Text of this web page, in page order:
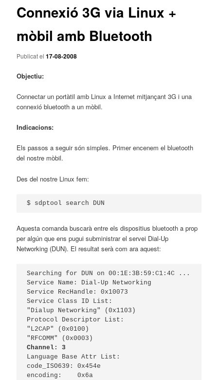
Connexió 3G via Linux +
mòbil amb Bluetooth
Publicat el17-08-2008
Objectiu:
Connectar un portàtil amb Linux a Internet mitjançant 3G i una
connexió bluetooth a un mòbil.
Indicacions:
Els passos a seguir són simples. Primer encenem el bluetooth
del nostre mòbil.
Des del nostre Linux fem:
$ sdptool search DUN
Aquesta comanda buscarà entre els dispositius bluetooth a prop
per algún que ens pugui subministrar el servei Dial-Up
Networking (DUN). El resultat serà com ara aquest:
Searching for DUN on 00:1E:3B:59:C1:4C ...
Service Name: Dial-Up Networking
Service RecHandle: 0x10073
Service Class ID List:
"Dialup Networking" (0x1103)
Protocol Descriptor List:
"L2CAP" (0x0100)
Channel: 3
Language Base Attr List:
code_ISO639: 0x454e
encoding:    0x6a